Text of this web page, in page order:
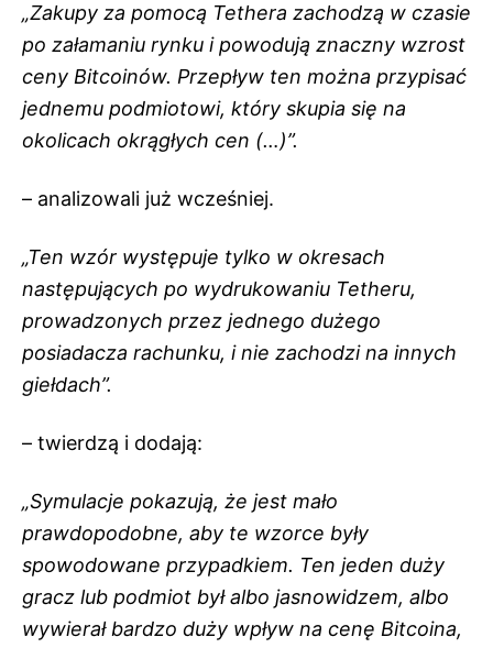
„Zakupy za pomocą Tethera zachodzą w czasie
po załamaniu rynku i powodują znaczny wzrost
ceny Bitcoinów. Przepływ ten można przypisać
jednemu podmiotowi, który skupia się na
okolicach okrągłych cen (…)”.
– analizowali już wcześniej.
„Ten wzór występuje tylko w okresach
następujących po wydrukowaniu Tetheru,
prowadzonych przez jednego dużego
posiadacza rachunku, i nie zachodzi na innych
giełdach”.
– twierdzą i dodają:
„Symulacje pokazują, że jest mało
prawdopodobne, aby te wzorce były
spowodowane przypadkiem. Ten jeden duży
gracz lub podmiot był albo jasnowidzem, albo
wywierał bardzo duży wpływ na cenę Bitcoina,